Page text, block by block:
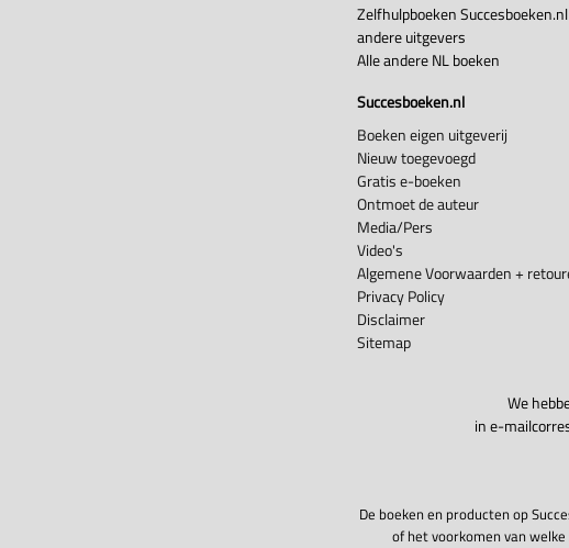
Zelfhulpboeken
andere uitgevers
Alle andere NL boeken
Succesboeken.nl
Boeken eigen uitgeverij
Nieuw toegevoegd
Gratis e-boeken
Ontmoet de auteur
Media/Pers
Video's
Algemene Voorwaarden +
Privacy Policy
Disclaimer
Sitemap
We
in e-
De boeken en producten op
of het voorkomen van